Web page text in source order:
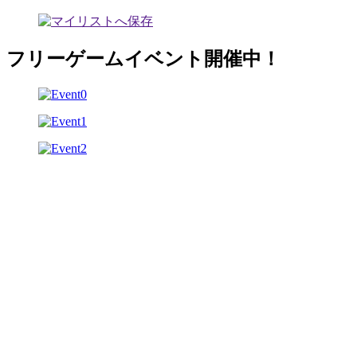
フリーゲームイベント開催中！